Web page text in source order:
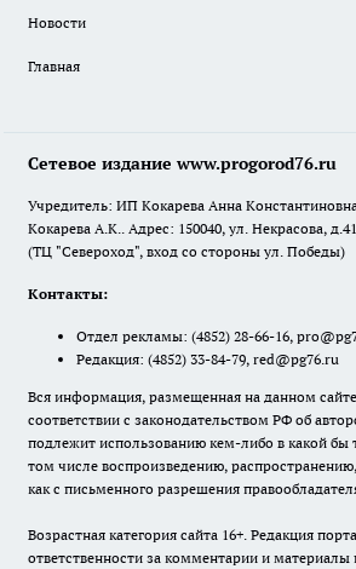
Новости
Главная
Сетевое издание www.progorod76.ru
Учредитель: ИП Кокарева Анна
Кокарева А.К.. Адрес: 150040, ул. Некрасова,
(ТЦ "Североход", вход со стороны ул. Победы)
Контакты:
Отдел рекламы: (4852) 28-66-16,
Редакция: (4852) 33-84-79, red@pg76.ru
Вся информация, размещенная на данном
соответствии с законодательством РФ об
подлежит использованию кем-либо в какой
том числе воспроизведению,
как с письменного разрешения
Возрастная категория сайта 16+. Редакция
ответственности за комментарии и материалы